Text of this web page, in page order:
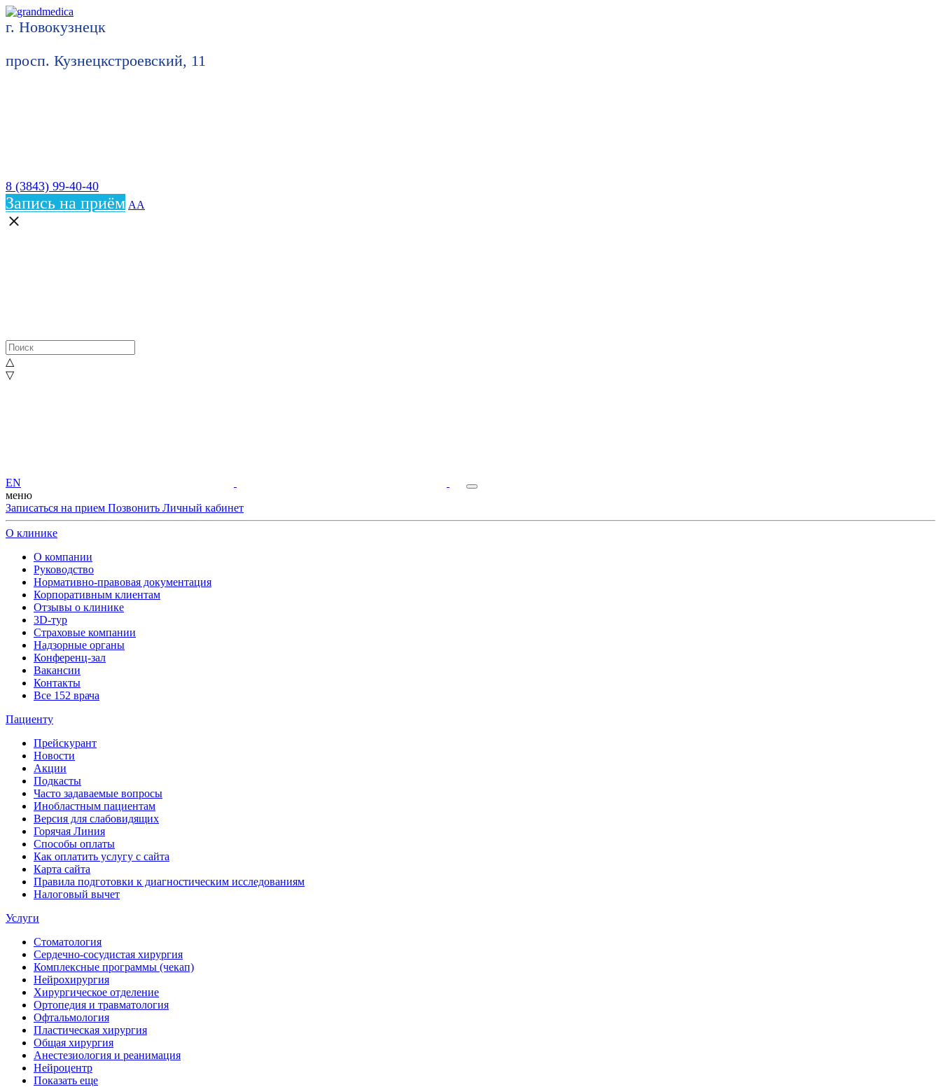
г. Новокузнецк
просп. Кузнецкстроевский, 11
8 (3843) 99-40-40
Запись на приём АА
△
▽
EN
меню
Записаться на прием Позвонить Личный кабинет
О клинике
О компании
Руководство
Нормативно-правовая документация
Корпоративным клиентам
Отзывы о клинике
3D-тур
Страховые компании
Надзорные органы
Конференц-зал
Вакансии
Контакты
Все 152 врача
Пациенту
Прейскурант
Новости
Акции
Подкасты
Часто задаваемые вопросы
Инобластным пациентам
Версия для слабовидящих
Горячая Линия
Способы оплаты
Как оплатить услугу с сайта
Карта сайта
Правила подготовки к диагностическим исследованиям
Налоговый вычет
Услуги
Стоматология
Сердечно-сосудистая хирургия
Комплексные программы (чекап)
Нейрохирургия
Хирургическое отделение
Ортопедия и травматология
Офтальмология
Пластическая хирургия
Общая хирургия
Анестезиология и реанимация
Нейроцентр
Показать еще